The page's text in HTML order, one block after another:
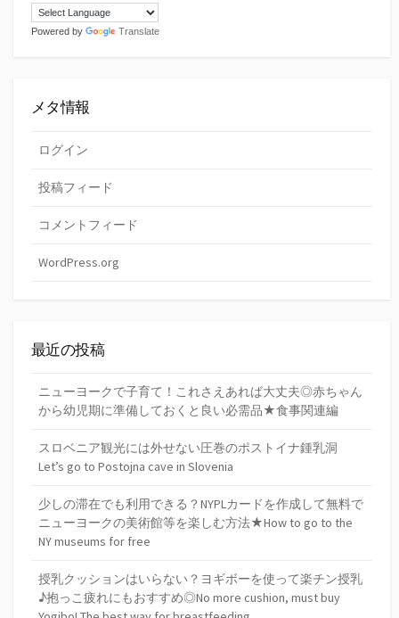
Powered by Translate
メタ情報
ログイン
投稿フィード
コメントフィード
WordPress.org
最近の投稿
ニューヨークで子育て！これさえあれば大丈夫◎赤ちゃん
から幼児期に準備しておくと良い必需品★食事関連編
スロベニア観光には外せない圧巻のポストイナ鍾乳洞
Let’s go to Postojna cave in Slovenia
少しの滞在でも利用できる？NYPLカードを作成して無料で
ニューヨークの美術館等を楽しむ方法★How to go to the
NY museums for free
授乳クッションはいらない？ヨギボーを使って楽チン授乳
♪抱っこ疲れにもおすすめ◎No more cushion, must buy